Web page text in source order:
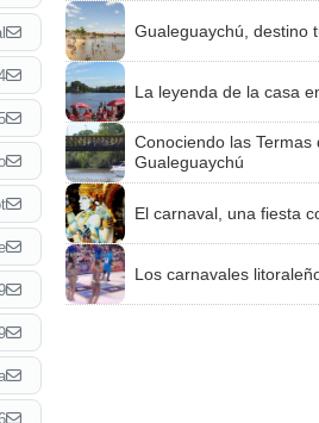
Gualeguaychú, destino
La leyenda de la casa
Conociendo las Termas
Gualeguaychú
El carnaval, una fiesta
Los carnavales